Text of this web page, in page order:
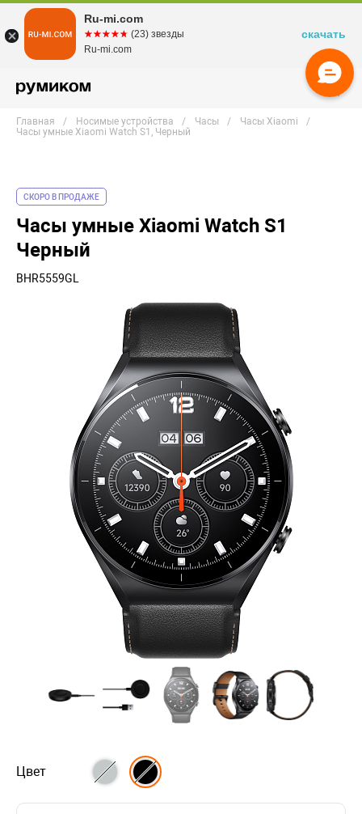
Главная Носимые устройства Часы
Часы Xiaomi
Часы умные Xiaomi Watch S1, Черный
СКОРО В ПРОДАЖЕ
Часы умные Xiaomi Watch S1
Черный
BHR5559GL
Цвет
Ru-mi.com
☆☆☆☆☆
★★★★★ (23) звезды
Ru-mi.com
скачать